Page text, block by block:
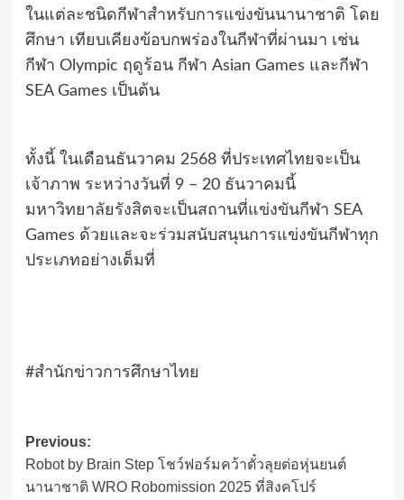
ในแต่ละชนิดกีฬาสำหรับการแข่งขันนานาชาติ โดย
ศึกษา เทียบเคียงข้อบกพร่องในกีฬาที่ผ่านมา เช่น
กีฬา Olympic ฤดูร้อน กีฬา Asian Games และกีฬา
SEA Games เป็นต้น
ทั้งนี้ ในเดือนธันวาคม 2568 ที่ประเทศไทยจะเป็น
เจ้าภาพ ระหว่างวันที่ 9 – 20 ธันวาคมนี้
มหาวิทยาลัยรังสิตจะเป็นสถานที่แข่งขันกีฬา SEA
Games ด้วยและจะร่วมสนับสนุนการแข่งขันกีฬาทุก
ประเภทอย่างเต็มที่
#สำนักข่าวการศึกษาไทย
Post
navigation
Previous:
Robot by Brain Step โชว์ฟอร์มคว้าตั๋วลุยต่อหุ่นยนต์
นานาชาติ WRO Robomission 2025 ที่สิงคโปร์